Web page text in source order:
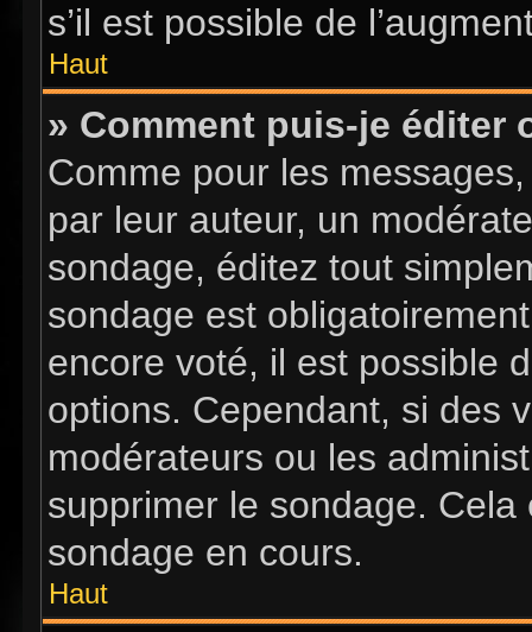
s’il est possible de
Haut
» Comment puis-je éditer
Comme pour les
par leur auteur, un
sondage, éditez tout
sondage est
encore voté, il est possible
options. Cependant, si des
modérateurs ou les
supprimer le sondage. Cela
sondage en cours.
Haut